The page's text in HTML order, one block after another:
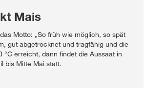
Mais
Motto: „So früh wie möglich, so spät
gut abgetrocknet und tragfähig und die
erreicht, dann findet die Aussaat in
bis Mitte Mai statt.